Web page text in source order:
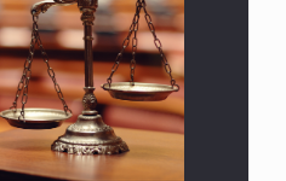
هل يجوز فتح مشروع كوافير
المحجبات؟